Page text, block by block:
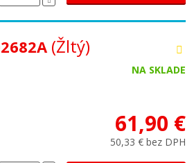
(Žltý)
NA SKLADE
61,90 €
50,33 € bez DPH